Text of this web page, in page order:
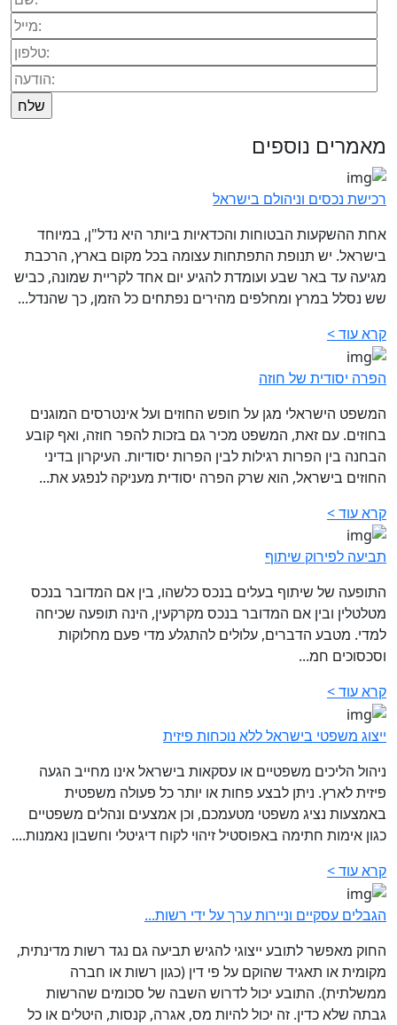
מאמרים נוספים
רכישת נכסים וניהולם בישראל
אחת ההשקעות הבטוחות והכדאיות ביותר היא נדל"ן, במיוחד
בישראל. יש תנופת התפתחות עצומה בכל מקום בארץ, הרכבת
מגיעה עד באר שבע ועומדת להגיע יום אחד לקריית שמונה, כביש
שש נסלל במרץ ומחלפים מהירים נפתחים כל הזמן, כך שהנדל...
קרא עוד >
הפרה יסודית של חוזה‎
המשפט הישראלי מגן על חופש החוזים ועל אינטרסים המוגנים
בחוזים. עם זאת, המשפט מכיר גם בזכות להפר חוזה, ואף קובע
הבחנה בין הפרות רגילות לבין הפרות יסודיות. העיקרון בדיני
החוזים בישראל, הוא שרק הפרה יסודית מעניקה לנפגע את...
קרא עוד >
תביעה לפירוק שיתוף
התופעה של שיתוף בעלים בנכס כלשהו, בין אם המדובר בנכס
מטלטלין ובין אם המדובר בנכס מקרקעין, הינה תופעה שכיחה
למדי. מטבע הדברים, עלולים להתגלע מדי פעם מחלוקות
וסכסוכים חמ...
קרא עוד >
ייצוג משפטי בישראל ללא נוכחות פיזית‎
ניהול הליכים משפטיים או עסקאות בישראל אינו מחייב הגעה
פיזית לארץ. ניתן לבצע פחות או יותר כל פעולה משפטית
באמצעות נציג משפטי מטעמכם, וכן אמצעים ונהלים משפטיים
כגון אימות חתימה באפוסטיל זיהוי לקוח דיגיטלי וחשבון נאמנות....
קרא עוד >
הגבלים עסקיים וניירות ערך על ידי רשות...
החוק מאפשר לתובע ייצוגי להגיש תביעה גם נגד רשות מדינתית,
מקומית או תאגיד שהוקם על פי דין (כגון רשות או חברה
ממשלתית). התובע יכול לדרוש השבה של סכומים שהרשות
גבתה שלא כדין. זה יכול להיות מס, אגרה, קנסות, היטלים או כל